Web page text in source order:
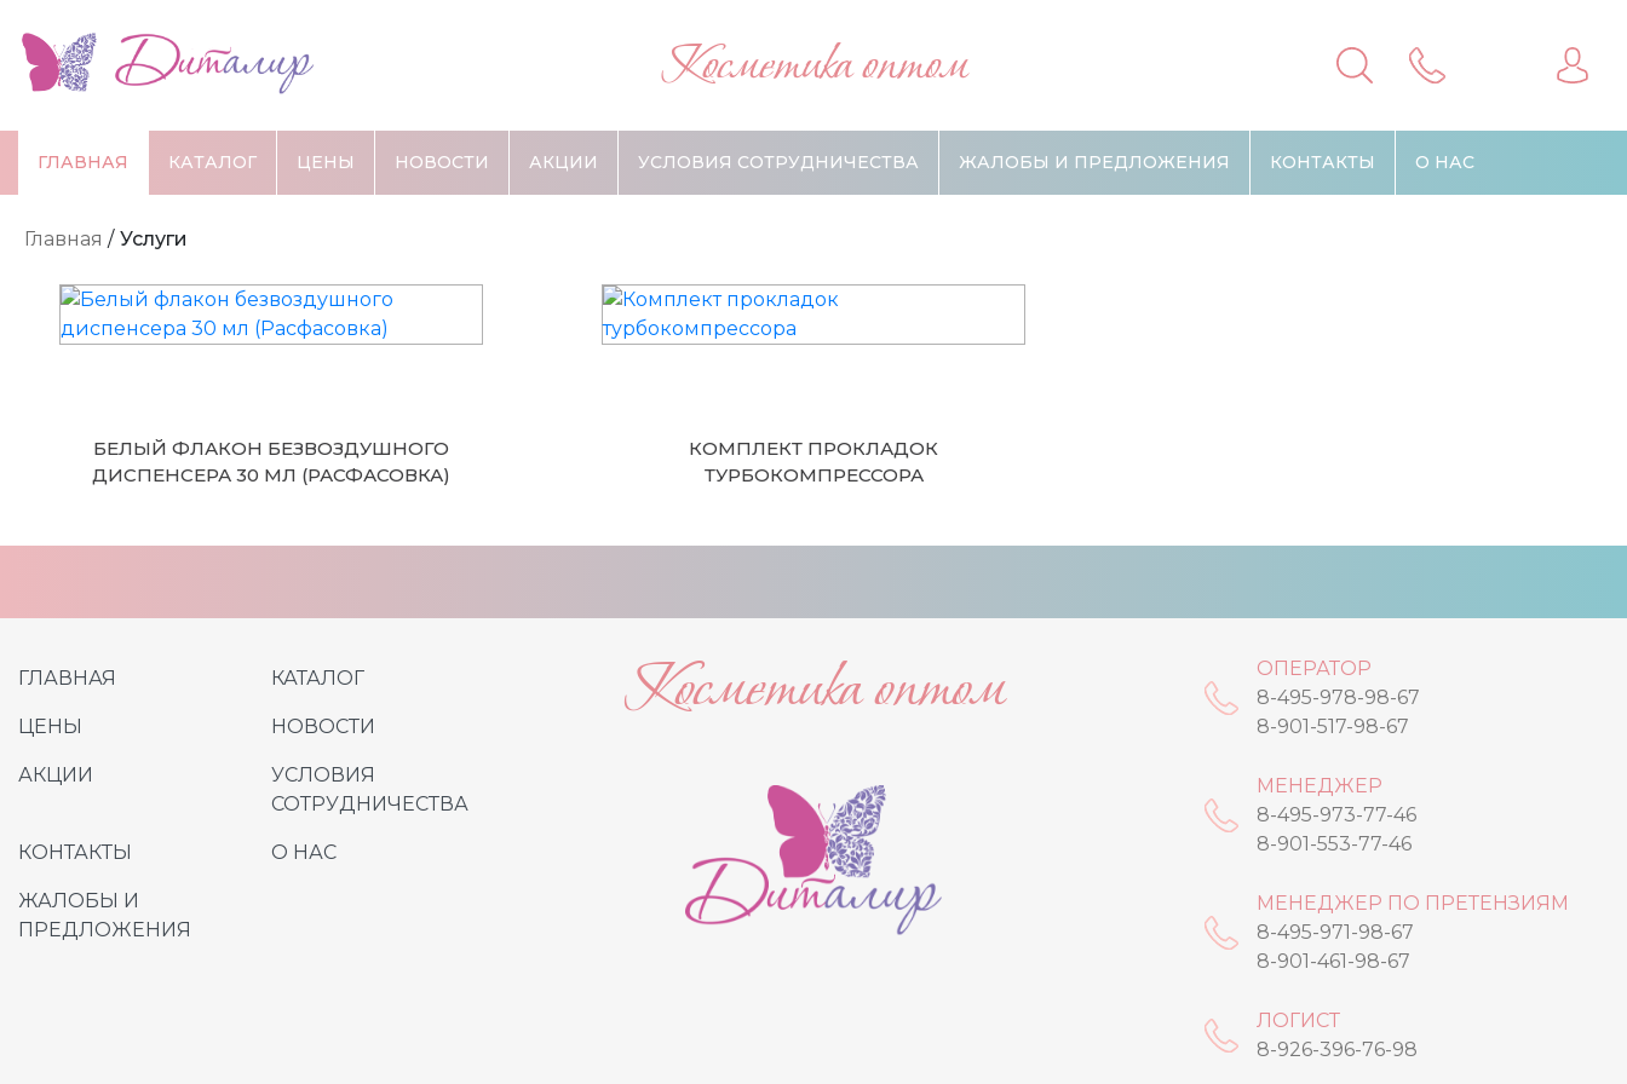
Косметика оптом
ГЛАВНАЯ КАТАЛОГ ЦЕНЫ НОВОСТИ АКЦИИ УСЛОВИЯ СОТРУДНИЧЕСТВА ЖАЛОБЫ И ПРЕДЛОЖЕНИЯ КОНТАКТЫ О НАС
Главная / Услуги
БЕЛЫЙ ФЛАКОН БЕЗВОЗДУШНОГО
ДИСПЕНСЕРА 30 МЛ (РАСФАСОВКА)
КОМПЛЕКТ ПРОКЛАДОК
ТУРБОКОМПРЕССОРА
ГЛАВНАЯ КАТАЛОГ
ЦЕНЫ НОВОСТИ
АКЦИИ
УСЛОВИЯ
СОТРУДНИЧЕСТВА
ЖАЛОБЫ И
ПРЕДЛОЖЕНИЯ
КОНТАКТЫ О НАС
Косметика оптом
ОПЕРАТОР
8-495-978-98-67
8-901-517-98-67
МЕНЕДЖЕР
8-495-973-77-46
8-901-553-77-46
МЕНЕДЖЕР ПО ПРЕТЕНЗИЯМ
8-495-971-98-67
8-901-461-98-67
ЛОГИСТ
8-926-396-76-98